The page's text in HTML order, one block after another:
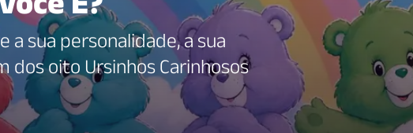
a sua personalidade, a sua
dos oito Ursinhos Carinhosos